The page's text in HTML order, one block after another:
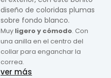
diseño de coloridas plumas
sobre fondo blanco.
Muy ligero y cómodo. Con
una anilla en el centro del
collar para enganchar la
correa.
ver más